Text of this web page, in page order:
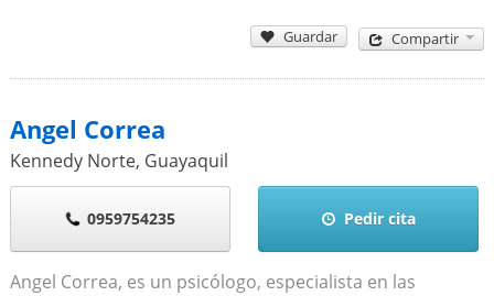
Guardar Compartir
Angel Correa
Kennedy Norte, Guayaquil
0959754235 Pedir cita
Angel Correa, es un psicólogo, especialista en las